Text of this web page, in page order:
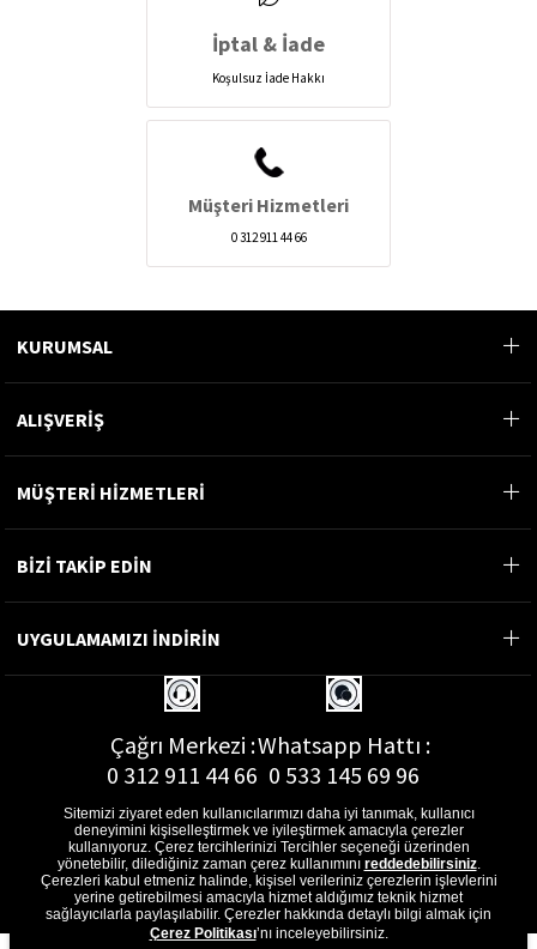
İptal & İade
Koşulsuz İade Hakkı
Müşteri Hizmetleri
0 312 911 44 66
KURUMSAL
ALIŞVERİŞ
MÜŞTERİ HİZMETLERİ
BİZİ TAKİP EDİN
UYGULAMAMIZI İNDİRİN
Çağrı Merkezi :
0 312 911 44 66
Whatsapp Hattı :
0 533 145 69 96
E-Posta Adresi :
musterihizmetleri@gon.com.tr
Sitemizi ziyaret eden kullanıcılarımızı daha iyi tanımak, kullanıcı
deneyimini kişiselleştirmek ve iyileştirmek amacıyla çerezler
kullanıyoruz. Çerez tercihlerinizi Tercihler seçeneği üzerinden
yönetebilir, dilediğiniz zaman çerez kullanımını reddedebilirsiniz.
Çerezleri kabul etmeniz halinde, kişisel verileriniz çerezlerin işlevlerini
yerine getirebilmesi amacıyla hizmet aldığımız teknik hizmet
sağlayıcılarla paylaşılabilir. Çerezler hakkında detaylı bilgi almak için
Çerez Politikası’nı inceleyebilirsiniz.